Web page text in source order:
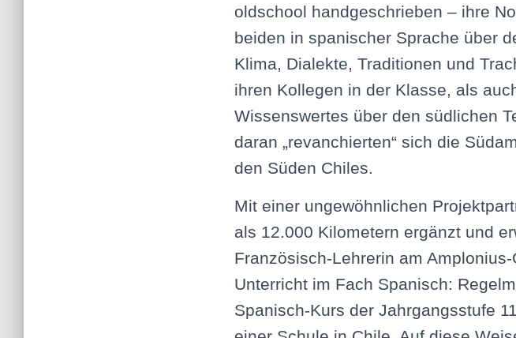
oldschool handgeschrieben – ihre
beiden in spanischer Sprache über
Klima, Dialekte, Traditionen und
ihren Kollegen in der Klasse, als
Wissenswertes über den südlichen
daran „revanchierten“ sich die
den Süden Chiles.
Mit einer ungewöhnlichen
als 12.000 Kilometern ergänzt und
Französisch-Lehrerin am
Unterricht im Fach Spanisch:
Spanisch-Kurs der Jahrgangsstufe